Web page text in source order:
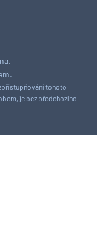
tohoto
je bez předchozího